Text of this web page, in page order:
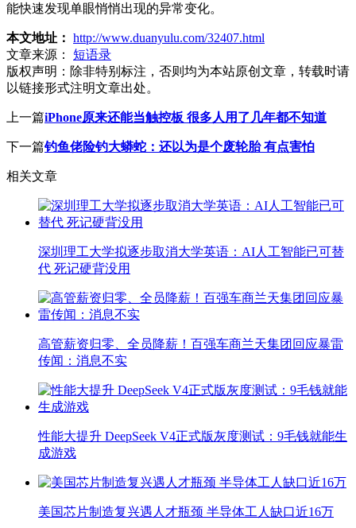
能快速发现单眼悄悄出现的异常变化。
本文地址： http://www.duanyulu.com/32407.html
文章来源：
短语录
版权声明： 除非特别标注，否则均为本站原创文章，转载时请
以链接形式注明文章出处。
上一篇iPhone原来还能当触控板 很多人用了几年都不知道
下一篇钓鱼佬险钓大蟒蛇：还以为是个废轮胎 有点害怕
相关文章
深圳理工大学拟逐步取消大学英语：AI人工智能已可替
代 死记硬背没用
高管薪资归零、全员降薪！百强车商兰天集团回应暴雷
传闻：消息不实
性能大提升 DeepSeek V4正式版灰度测试：9毛钱就能生
成游戏
美国芯片制造复兴遇人才瓶颈 半导体工人缺口近16万